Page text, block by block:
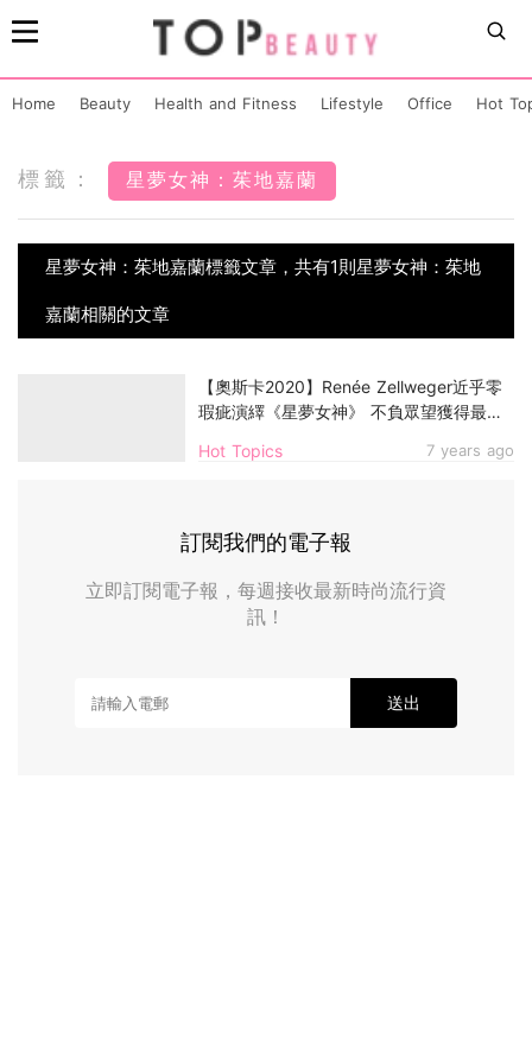
Home Beauty Health and Fitness Lifestyle Office Hot
標籤： 星夢女神：茱地嘉蘭
星夢女神：茱地嘉蘭標籤文章，共有1則星夢女神：茱地
嘉蘭相關的文章
Hot Topics 7 years ago
【奧斯卡2020】Renée Zellweger近乎零
瑕疵演繹《星夢女神》 不負眾望獲得最佳
訂閱我們的電子報
立即訂閱電子報，每週接收最新時尚流行資
訊！
送出